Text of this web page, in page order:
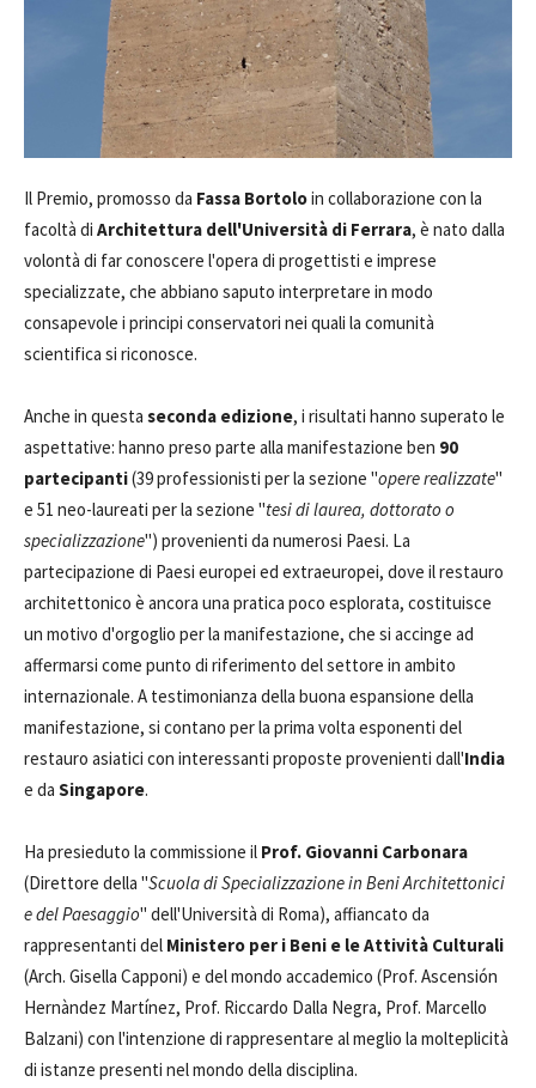
Il Premio, promosso da Fassa Bortoloin collaborazione con la
facoltà di Architettura dell'Università di Ferrara, è nato dalla
volontà di far conoscere l'opera di progettisti e imprese
specializzate, che abbiano saputo interpretare in modo
consapevole i principi conservatori nei quali la comunità
scientifica si riconosce.
Anche in questa seconda edizione, i risultati hanno superato le
aspettative: hanno preso parte alla manifestazione ben 90
partecipanti(39 professionisti per la sezione "opere realizzate"
e 51 neo-laureati per la sezione "tesi di laurea, dottorato o
specializzazione") provenienti da numerosi Paesi. La
partecipazione di Paesi europei ed extraeuropei, dove il restauro
architettonico è ancora una pratica poco esplorata, costituisce
un motivo d'orgoglio per la manifestazione, che si accinge ad
affermarsi come punto di riferimento del settore in ambito
internazionale. A testimonianza della buona espansione della
manifestazione, si contano per la prima volta esponenti del
restauro asiatici con interessanti proposte provenienti dall'India
e da Singapore.
Ha presieduto la commissione il Prof. Giovanni Carbonara
(Direttore della "Scuola di Specializzazione in Beni Architettonici
e del Paesaggio" dell'Università di Roma), affiancato da
rappresentanti del Ministero per i Beni e le Attività Culturali
(Arch. Gisella Capponi) e del mondo accademico (Prof. Ascensión
Hernàndez Martínez, Prof. Riccardo Dalla Negra, Prof. Marcello
Balzani) con l'intenzione di rappresentare al meglio la molteplicità
di istanze presenti nel mondo della disciplina.